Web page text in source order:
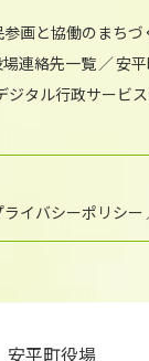
画と協働のまちづ
場連絡先一覧 安
ジタル行政サービ
ライバシーポリシー
安平町役場